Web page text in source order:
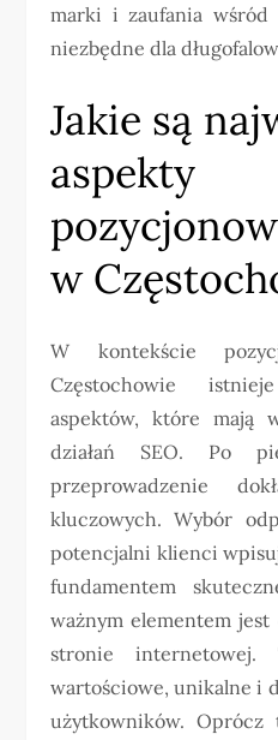
marki i zaufania
niezbędne dla
Jakie są
aspekty
w
W kontekście
Częstochowie
aspektów, które mają
działań SEO. Po
przeprowadzenie
kluczowych. Wybór
potencjalni klienci
fundamentem
ważnym elementem
stronie
wartościowe, unikalne i
użytkowników. Oprócz